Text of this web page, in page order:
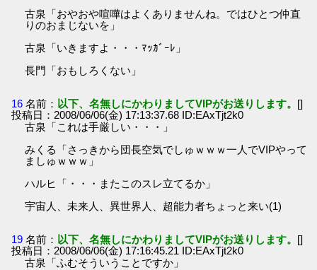
古泉「おやおや喧嘩はよくありませんね。ではひとつ仲直
りのおまじないを」
古泉「いきますよ・・・ﾏｯｶﾞｰﾚ」
長門「おもしろくない」
16 名前： 以下、名無しにかわりましてVIPがお送りします。 []
投稿日：2008/06/06(金) 17:13:37.68 ID:EAxTjt2k0
古泉「これは手厳しい・・・」
みくる「さっきから団長空気でしゅｗｗｗ一人でVIPやって
ましゅｗｗｗ」
ハルヒ「・・・またこのスレ立てるか」
宇宙人、未来人、異世界人、超能力者ちょっと来い(1)
19 名前： 以下、名無しにかわりましてVIPがお送りします。 []
投稿日：2008/06/06(金) 17:16:45.21 ID:EAxTjt2k0
古泉「ふむそういうことですか」